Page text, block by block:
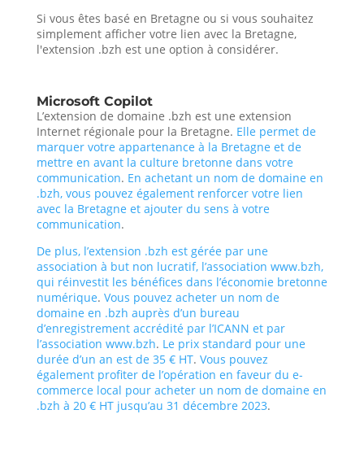
Si vous êtes basé en Bretagne ou si vous souhaitez
simplement afficher votre lien avec la Bretagne,
l'extension .bzh est une option à considérer.
Microsoft Copilot
L’extension de domaine .bzh est une extension
Internet régionale pour la Bretagne. Elle permet de
marquer votre appartenance à la Bretagne et de
mettre en avant la culture bretonne dans votre
communication. En achetant un nom de domaine en
.bzh, vous pouvez également renforcer votre lien
avec la Bretagne et ajouter du sens à votre
communication.
De plus, l’extension .bzh est gérée par une
association à but non lucratif, l’association www.bzh,
qui réinvestit les bénéfices dans l’économie bretonne
numérique. Vous pouvez acheter un nom de
domaine en .bzh auprès d’un bureau
d’enregistrement accrédité par l’ICANN et par
l’association www.bzh. Le prix standard pour une
durée d’un an est de 35 € HT. Vous pouvez
également profiter de l’opération en faveur du e-
commerce local pour acheter un nom de domaine en
.bzh à 20 € HT jusqu’au 31 décembre 2023.